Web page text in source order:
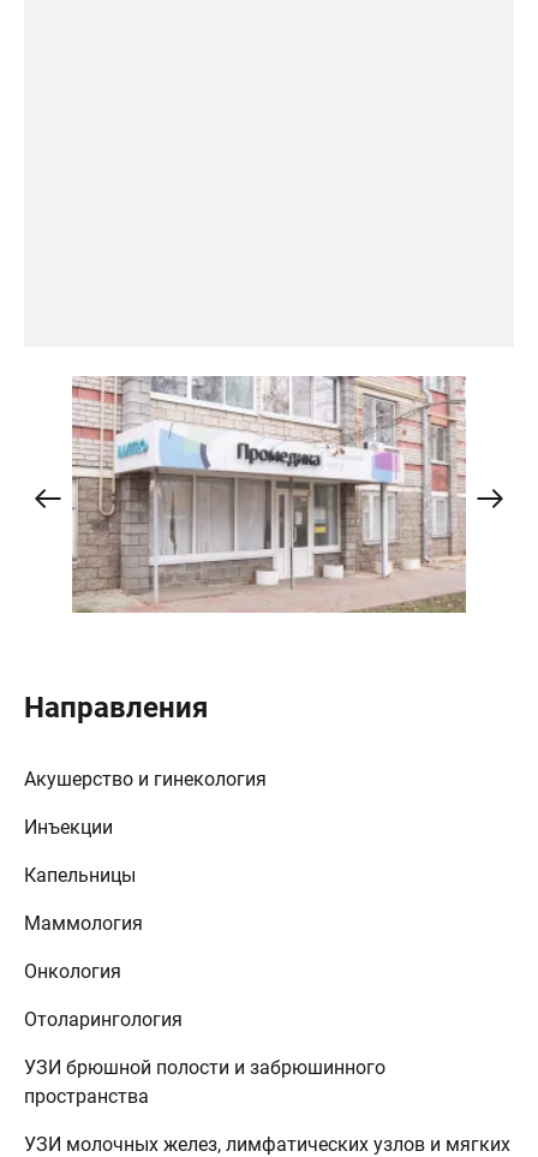
Направления
Акушерство и гинекология
Инъекции
Капельницы
Маммология
Онкология
Отоларингология
УЗИ брюшной полости и забрюшинного
пространства
УЗИ молочных желез, лимфатических узлов и мягких